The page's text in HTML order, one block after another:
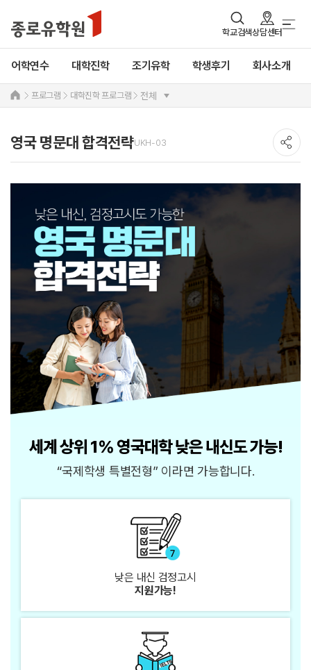
학교검색상담센터
어학연수 대학진학 조기유학 학생후기 회사소개
프로그램 대학진학 프로그램 전체
영국 명문대 합격전략UKH-03
세계 상위 1% 영국대학 낮은 내신도 가능!
“국제학생 특별전형” 이라면 가능합니다.
낮은 내신 검정고시
지원가능!